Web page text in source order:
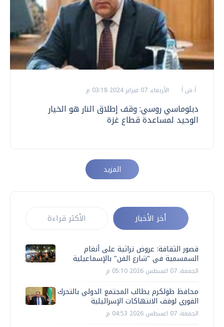
أ ش أ الأربعاء، 07 فبراير 2024 03:18 م
دبلوماسي روسي: وقف إطلاق النار هو الخيار
الوحيد لمساعدة قطاع غزة
المزيد
أخر الأخبار الأكثر قراءة
قصور الثقافة: عروض تراثية على أنغام
السمسمية في "شارع الفن" بالإسماعيلية
الجمعة، 07 اغسطس 2026 05:10 م
محافظ طولكرم يطالب المجتمع الدولي بالتحرك
الفوري لوقف الانتهاكات الإسرائيلية
الجمعة، 07 اغسطس 2026 04:53 م